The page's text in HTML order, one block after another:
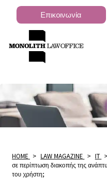
Επικοινωνία
HOME > LAW MAGAZINE > IT >
σε περίπτωση διακοπής της
του χρήστη;